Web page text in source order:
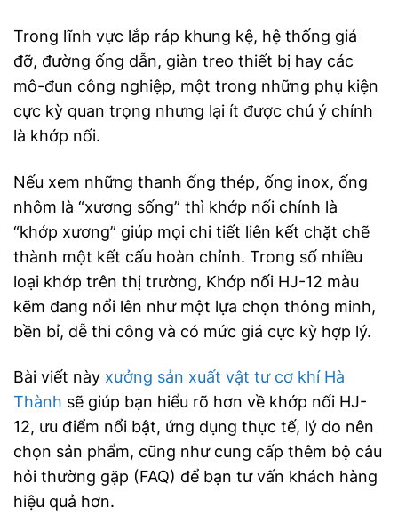
Trong lĩnh vực lắp ráp khung kệ, hệ thống giá
đỡ, đường ống dẫn, giàn treo thiết bị hay các
mô-đun công nghiệp, một trong những phụ kiện
cực kỳ quan trọng nhưng lại ít được chú ý chính
là khớp nối.
Nếu xem những thanh ống thép, ống inox, ống
nhôm là “xương sống” thì khớp nối chính là
“khớp xương” giúp mọi chi tiết liên kết chặt chẽ
thành một kết cấu hoàn chỉnh. Trong số nhiều
loại khớp trên thị trường, Khớp nối HJ-12 màu
kẽm đang nổi lên như một lựa chọn thông minh,
bền bỉ, dễ thi công và có mức giá cực kỳ hợp lý.
Bài viết này xưởng sản xuất vật tư cơ khí Hà
Thành sẽ giúp bạn hiểu rõ hơn về khớp nối HJ-
12, ưu điểm nổi bật, ứng dụng thực tế, lý do nên
chọn sản phẩm, cũng như cung cấp thêm bộ câu
hỏi thường gặp (FAQ) để bạn tư vấn khách hàng
hiệu quả hơn.